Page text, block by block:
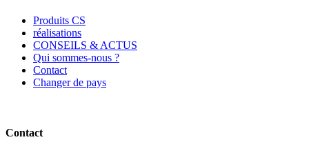
Produits CS
réalisations
CONSEILS & ACTUS
Qui sommes-nous ?
Contact
Changer de pays
Contact